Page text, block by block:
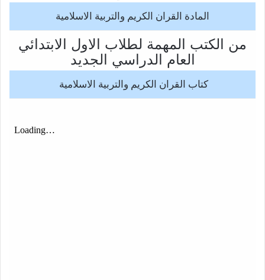
المادة القران الكريم والتربية الاسلامية
من الكتب المهمة لطلاب الاول الابتدائي
العام الدراسي الجديد
كتاب القران الكريم والتربية الاسلامية